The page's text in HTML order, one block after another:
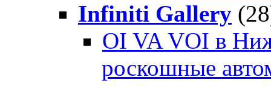
Infiniti Gallery
OI VA VOI в
роскошные